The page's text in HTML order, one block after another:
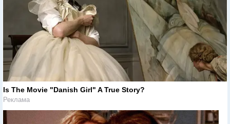
Is The Movie "Danish Girl" A True Story?
Реклама